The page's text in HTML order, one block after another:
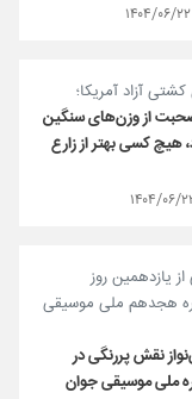
آزاد آمریکا؛
از وزن‌های سنگین
هیچ کسی بهتر از زارع
یازدهمین روز
هجدهم ملی موسیقی
نقش پررنگی در
ملی موسیقی جوان